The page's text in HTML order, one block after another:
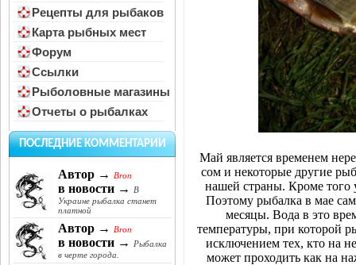
Рецепты для рыбаков
Карта рыбных мест
Форум
Ссылки
Рыболовные магазины
Отчеты о рыбалках
ПОСЛЕДНИЕ КОММЕНТАРИИ
Автор → Bron
в новости →
В
Украине рыбалка станет
платной
Автор → Bron
в новости →
Рыбалка
в черте города.
Май является временем
сом и некоторые другие
нашей страны. Кроме того
Поэтому рыбалка в мае
месяцы. Вода в это
температуры, при которой
исключением тех, кто на
может проходить как на